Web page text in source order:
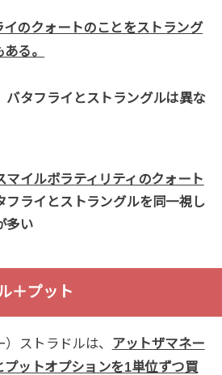
イのクォートのことをストラング
る。
バタフライとストラングルは異な
マイルボラティリティのクォート
フライとストラングルを同一視し
多い
＋プット
ストラドルは、 アットザマネー
プットオプションを1単位ずつ買